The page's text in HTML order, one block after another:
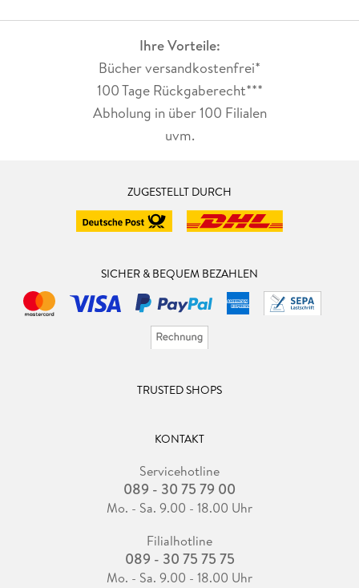
Ihre Vorteile:
Bücher versandkostenfrei*
100 Tage Rückgaberecht***
Abholung in über 100 Filialen
uvm.
ZUGESTELLT DURCH
SICHER & BEQUEM BEZAHLEN
TRUSTED SHOPS
KONTAKT
Servicehotline
089 - 30 75 79 00
Mo. - Sa. 9.00 - 18.00 Uhr
Filialhotline
089 - 30 75 75 75
Mo. - Sa. 9.00 - 18.00 Uhr